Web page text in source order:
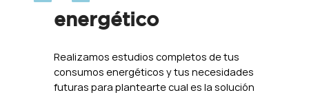
energético
Realizamos estudios completos de tus
consumos energéticos y tus necesidades
futuras para plantearte cual es la solución